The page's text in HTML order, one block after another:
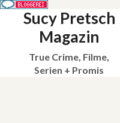
Sucy Pretsch
Magazin
True Crime, Filme,
Serien + Promis